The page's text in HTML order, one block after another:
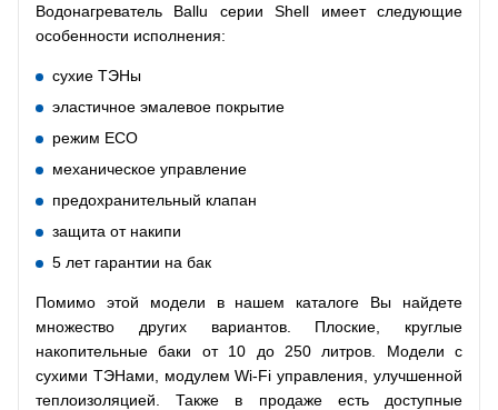
Водонагреватель Ballu серии Shell имеет следующие
особенности исполнения:
сухие ТЭНы
эластичное эмалевое покрытие
режим ECO
механическое управление
предохранительный клапан
защита от накипи
5 лет гарантии на бак
Помимо этой модели в нашем каталоге Вы найдете
множество других вариантов. Плоские, круглые
накопительные баки от 10 до 250 литров. Модели с
сухими ТЭНами, модулем Wi-Fi управления, улучшенной
теплоизоляцией. Также в продаже есть доступные